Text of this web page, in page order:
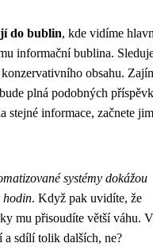
do bublin, kde vidíme
informační bublina.
obsahu.
plná podobných
stejné informace, začnete jim
systémy dokážou
hodin. Když pak uvidíte, že
mu přisoudíte větší váhu.
a sdílí tolik dalších, ne?